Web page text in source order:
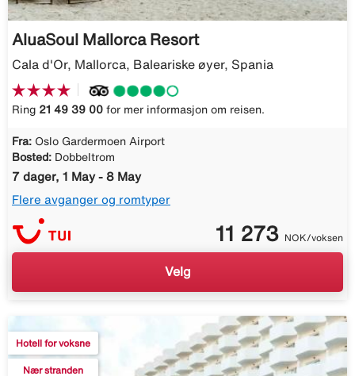
AluaSoul Mallorca Resort
Cala d'Or, Mallorca, Baleariske øyer, Spania
Ring 21 49 39 00 for mer informasjon om reisen.
Fra: Oslo Gardermoen Airport
Bosted: Dobbeltrom
7 dager, 1 May - 8 May
Flere avganger og romtyper
11 273 NOK/voksen
Velg
Hotell for voksne
Nær stranden